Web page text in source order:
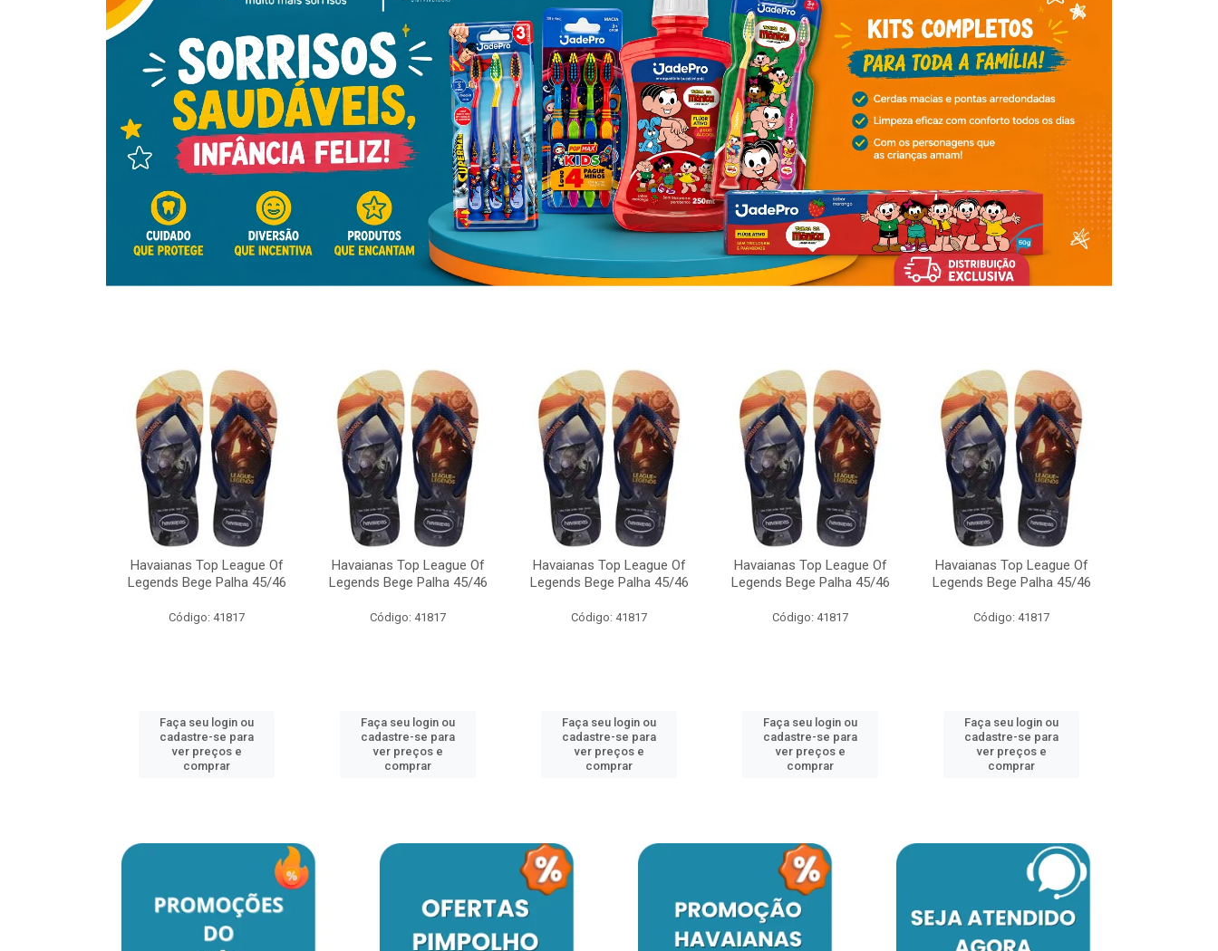
Havaianas Top League Of
Legends Bege Palha 45/46
Código: 41817
Faça seu login ou
cadastre-se para
ver preços e
comprar
Havaianas Top League Of
Legends Bege Palha 45/46
Código: 41817
Faça seu login ou
cadastre-se para
ver preços e
comprar
Havaianas Top League Of
Legends Bege Palha 45/46
Código: 41817
Faça seu login ou
cadastre-se para
ver preços e
comprar
Havaianas Top League Of
Legends Bege Palha 45/46
Código: 41817
Faça seu login ou
cadastre-se para
ver preços e
comprar
Havaianas Top League Of
Legends Bege Palha 45/46
Código: 41817
Faça seu login ou
cadastre-se para
ver preços e
comprar